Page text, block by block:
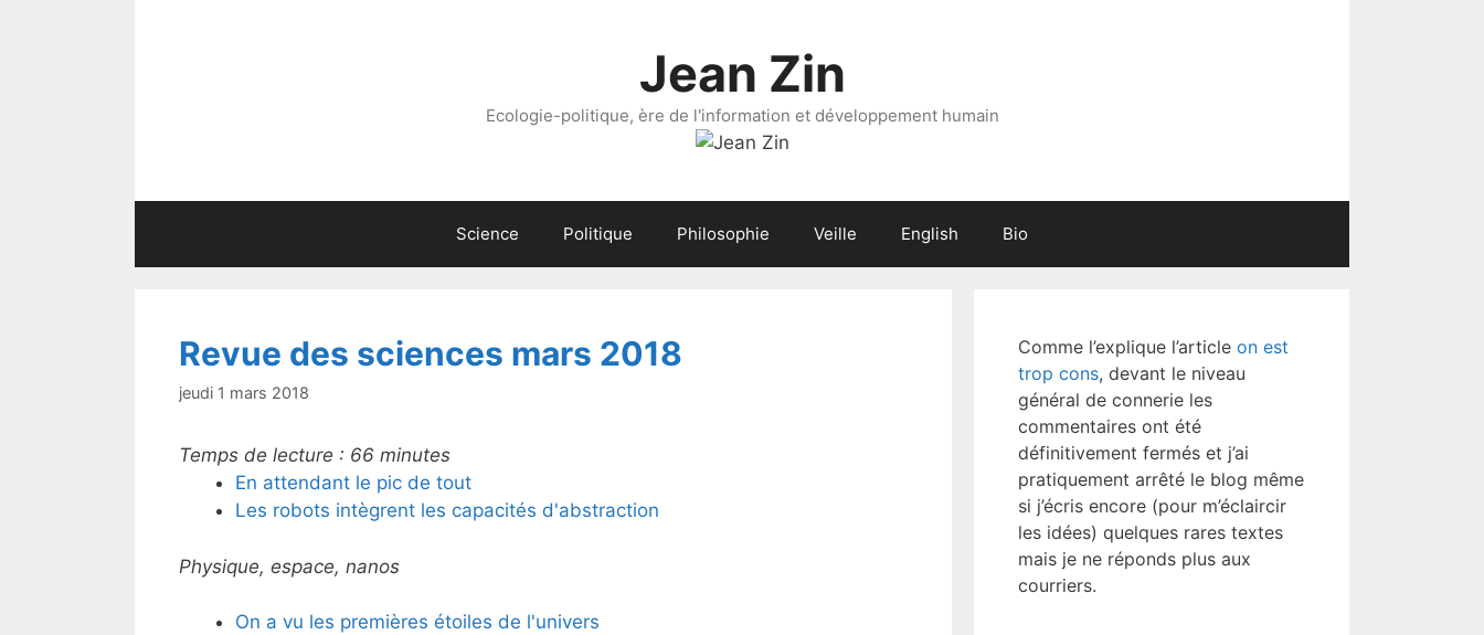
Jean Zin
Ecologie-politique, ère de l'information et développement humain
Science Politique Philosophie Veille English Bio
Revue des sciences mars 2018
jeudi 1 mars 2018
Temps de lecture : 66 minutes
En attendant le pic de tout
Les robots intègrent les capacités d'abstraction
Physique, espace, nanos
On a vu les premières étoiles de l'univers
Comme l’explique l’article on est
trop cons, devant le niveau
général de connerie les
commentaires ont été
définitivement fermés et j’ai
pratiquement arrêté le blog même
si j’écris encore (pour m’éclaircir
les idées) quelques rares textes
mais je ne réponds plus aux
courriers.